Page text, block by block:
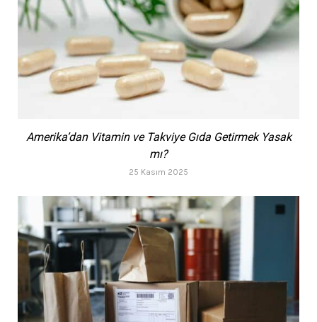
Amerika’dan Vitamin ve Takviye Gıda Getirmek Yasak
mı?
25 Kasım 2025